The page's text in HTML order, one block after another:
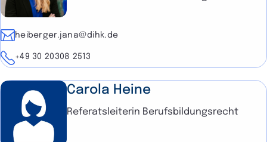
E-Mailheiberger.jana@dihk.de
Telefon
+49 30 20308 2513
Carola Heine
Referatsleiterin Berufsbildungsrecht